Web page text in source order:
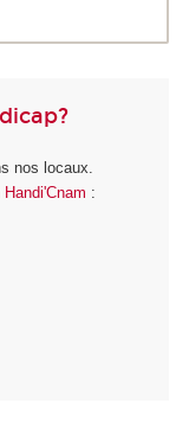
nos locaux.
: